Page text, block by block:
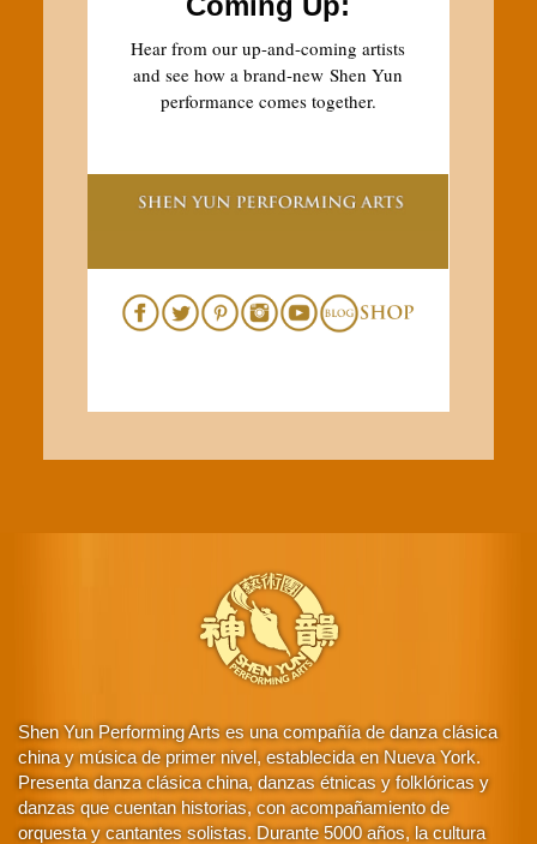
Shen Yun Performing Arts es una compañía de danza clásica
china y música de primer nivel, establecida en Nueva York.
Presenta danza clásica china, danzas étnicas y folklóricas y
danzas que cuentan historias, con acompañamiento de
orquesta y cantantes solistas. Durante 5000 años, la cultura